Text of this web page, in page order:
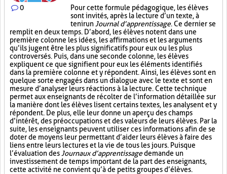
0
Pour cette formule pédagogique, les élèves
sont invités, après la lecture d’un texte, à
tenir un Journal d’apprentissage. Ce dernier se
remplit en deux temps. D’abord, les élèves notent dans une
première colonne les idées, les affirmations et les arguments
qu’ils jugent être les plus significatifs pour eux ou les plus
controversés. Puis, dans une seconde colonne, les élèves
expliquent ce que signifient pour eux les éléments identifiés
dans la première colonne et y répondent. Ainsi, les élèves sont en
quelque sorte engagés dans un dialogue avec le texte et sont en
mesure d’analyser leurs réactions à la lecture. Cette technique
permet aux enseignants de récolter de l’information détaillée sur
la manière dont les élèves lisent certains textes, les analysent et y
répondent. De plus, elle leur donne un aperçu des champs
d’intérêt, des préoccupations et des valeurs de leurs élèves. Par la
suite, les enseignants peuvent utiliser ces informations afin de se
doter de moyens leur permettant d’aider leurs élèves à faire des
liens entre leurs lectures et la vie de tous les jours. Puisque
l’évaluation des Journaux d’apprentissagedemande un
investissement de temps important de la part des enseignants,
cette activité ne convient qu’à de petits groupes d’élèves.